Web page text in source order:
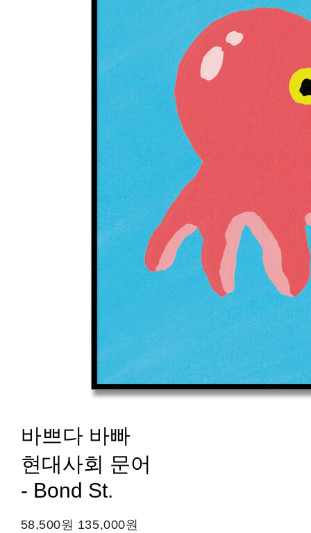
바쁘다 바빠
현대사회 문어
- Bond St.
58,500원 135,000원